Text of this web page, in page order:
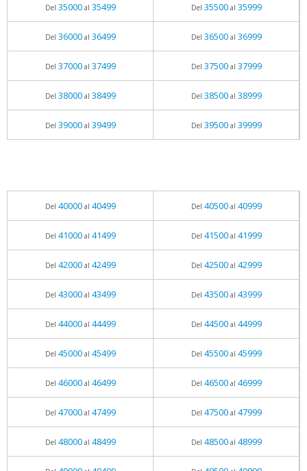
Del 35000al 35499 Del 35500al 35999
Del 36000al 36499 Del 36500al 36999
Del 37000al 37499 Del 37500al 37999
Del 38000al 38499 Del 38500al 38999
Del 39000al 39499 Del 39500al 39999
Del 40000al 40499 Del 40500al 40999
Del 41000al 41499 Del 41500al 41999
Del 42000al 42499 Del 42500al 42999
Del 43000al 43499 Del 43500al 43999
Del 44000al 44499 Del 44500al 44999
Del 45000al 45499 Del 45500al 45999
Del 46000al 46499 Del 46500al 46999
Del 47000al 47499 Del 47500al 47999
Del 48000al 48499 Del 48500al 48999